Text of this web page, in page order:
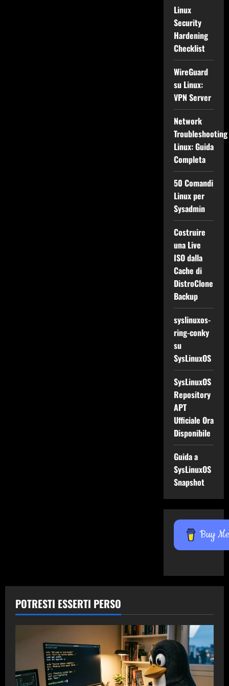
Linux
Security
Hardening
Checklist
WireGuard
su Linux:
VPN Server
Network
Troubleshooting
Linux: Guida
Completa
50 Comandi
Linux per
Sysadmin
Costruire
una Live
ISO dalla
Cache di
DistroClone
Backup
syslinuxos-
ring-conky
su
SysLinuxOS
SysLinuxOS
Repository
APT
Ufficiale Ora
Disponibile
Guida a
SysLinuxOS
Snapshot
Buy
POTRESTI ESSERTI PERSO